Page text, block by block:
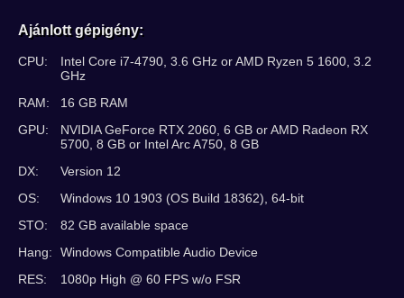
Ajánlott gépigény:
CPU:
Intel Core i7-4790, 3.6 GHz or AMD Ryzen 5 1600, 3.2
GHz
RAM:
16 GB RAM
GPU:
NVIDIA GeForce RTX 2060, 6 GB or AMD Radeon RX
5700, 8 GB or Intel Arc A750, 8 GB
DX:
Version 12
OS:
Windows 10 1903 (OS Build 18362), 64-bit
STO:
82 GB available space
Hang:
Windows Compatible Audio Device
RES:
1080p High @ 60 FPS w/o FSR